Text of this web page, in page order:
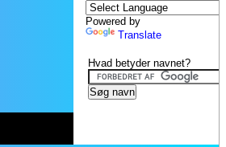
Powered by
Translate
Hvad betyder navnet?